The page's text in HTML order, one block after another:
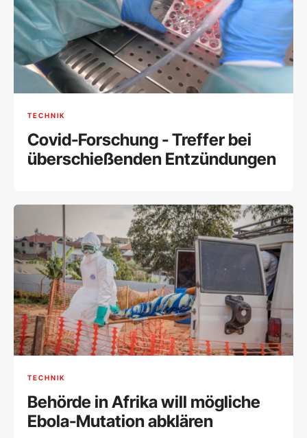
TECHNIK
Covid-Forschung - Treffer bei
überschießenden Entzündungen
TECHNIK
Behörde in Afrika will mögliche
Ebola-Mutation abklären